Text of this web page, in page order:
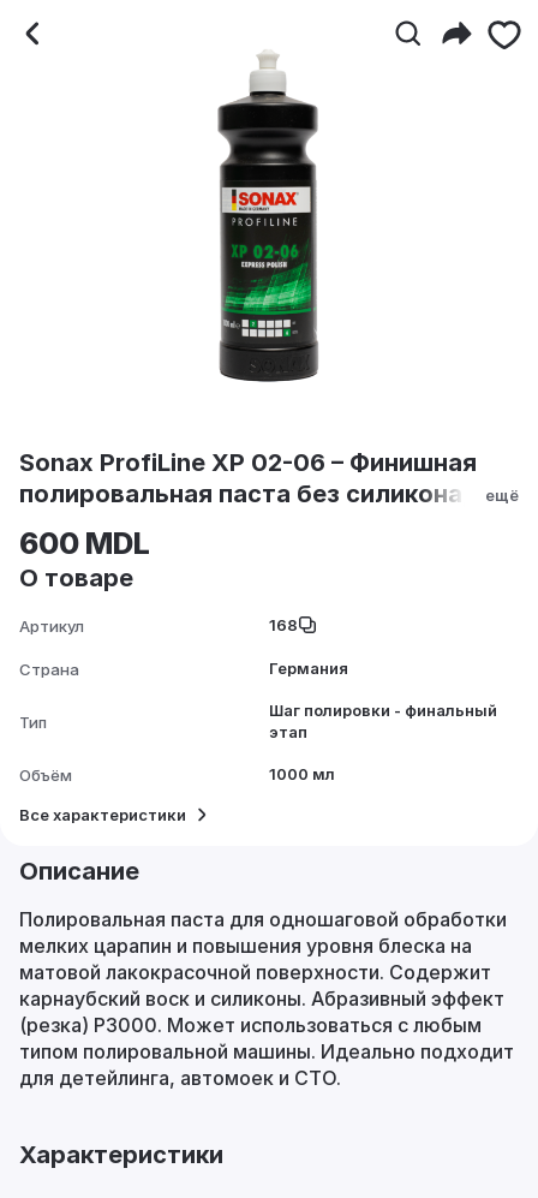
Sonax ProfiLine XP 02-
Sonax ProfiLine XP 02-06 – Финишная
полировальная паста без силикона,
1000 мл
ещё
600 MDL
О товаре
Артикул 168
Страна Германия
Тип
Шаг полировки - финальный
этап
Объём 1000 мл
Все характеристики
Описание
Полировальная паста для одношаговой обработки
мелких царапин и повышения уровня блеска на
матовой лакокрасочной поверхности. Содержит
карнаубский воск и силиконы. Абразивный эффект
(резка) P3000. Может использоваться с любым
типом полировальной машины. Идеально подходит
для детейлинга, автомоек и СТО.
Характеристики